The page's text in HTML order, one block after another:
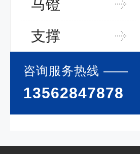
马镫
支撑
咨询服务热线 ——
13562847878